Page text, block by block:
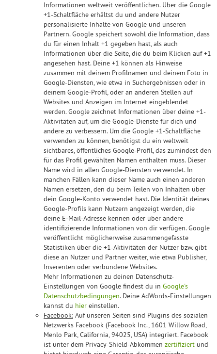
Informationen weltweit veröffentlichen. Über die Google
+1-Schaltfläche erhältst du und andere Nutzer
personalisierte Inhalte von Google und unseren
Partnern. Google speichert sowohl die Information, dass
du für einen Inhalt +1 gegeben hast, als auch
Informationen über die Seite, die du beim Klicken auf +1
angesehen hast. Deine +1 können als Hinweise
zusammen mit deinem Profilnamen und deinem Foto in
Google-Diensten, wie etwa in Suchergebnissen oder in
deinem Google-Profil, oder an anderen Stellen auf
Websites und Anzeigen im Internet eingeblendet
werden. Google zeichnet Informationen über deine +1-
Aktivitäten auf, um die Google-Dienste für dich und
andere zu verbessern. Um die Google +1-Schaltfläche
verwenden zu können, benötigst du ein weltweit
sichtbares, öffentliches Google-Profil, das zumindest den
für das Profil gewählten Namen enthalten muss. Dieser
Name wird in allen Google-Diensten verwendet. In
manchen Fällen kann dieser Name auch einen anderen
Namen ersetzen, den du beim Teilen von Inhalten über
dein Google-Konto verwendet hast. Die Identität deines
Google-Profils kann Nutzern angezeigt werden, die
deine E-Mail-Adresse kennen oder über andere
identifizierende Informationen von dir verfügen. Google
veröffentlicht möglicherweise zusammengefasste
Statistiken über die +1-Aktivitäten der Nutzer bzw. gibt
diese an Nutzer und Partner weiter, wie etwa Publisher,
Inserenten oder verbundene Websites.
Mehr Informationen zu deinen Datenschutz-
Einstellungen von Google findest du in Google's
Datenschutzbedingungen. Deine AdWords-Einstellungen
kannst du hier einstellen.
Facebook: Auf unseren Seiten sind Plugins des sozialen
Netzwerks Facebook (Facebook Inc., 1601 Willow Road,
Menlo Park, California, 94025, USA) integriert. Facebook
ist unter dem Privacy-Shield-Abkommen zertifiziert und